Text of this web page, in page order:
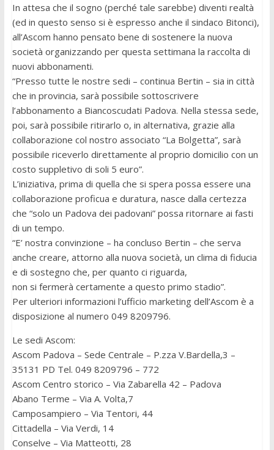
In attesa che il sogno (perché tale sarebbe) diventi realtà
(ed in questo senso si è espresso anche il sindaco Bitonci),
all’Ascom hanno pensato bene di sostenere la nuova
società organizzando per questa settimana la raccolta di
nuovi abbonamenti.
“Presso tutte le nostre sedi – continua Bertin – sia in città
che in provincia, sarà possibile sottoscrivere
l’abbonamento a Biancoscudati Padova. Nella stessa sede,
poi, sarà possibile ritirarlo o, in alternativa, grazie alla
collaborazione col nostro associato “La Bolgetta”, sarà
possibile riceverlo direttamente al proprio domicilio con un
costo suppletivo di soli 5 euro”.
L’iniziativa, prima di quella che si spera possa essere una
collaborazione proficua e duratura, nasce dalla certezza
che “solo un Padova dei padovani” possa ritornare ai fasti
di un tempo.
“E’ nostra convinzione – ha concluso Bertin – che serva
anche creare, attorno alla nuova società, un clima di fiducia
e di sostegno che, per quanto ci riguarda,
non si fermerà certamente a questo primo stadio”.
Per ulteriori informazioni l’ufficio marketing dell’Ascom è a
disposizione al numero 049 8209796.
Le sedi Ascom:
Ascom Padova – Sede Centrale – P.zza V.Bardella,3 –
35131 PD Tel. 049 8209796 – 772
Ascom Centro storico – Via Zabarella 42 – Padova
Abano Terme – Via A. Volta,7
Camposampiero – Via Tentori, 44
Cittadella – Via Verdi, 14
Conselve – Via Matteotti, 28